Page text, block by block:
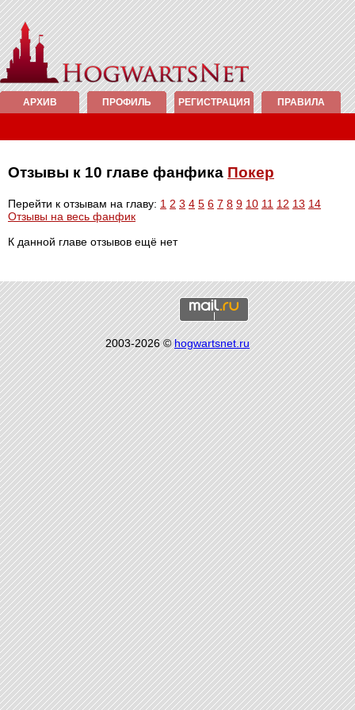
АРХИВ ПРОФИЛЬ РЕГИСТРАЦИЯ ПРАВИЛА
Отзывы к 10 главе фанфика Покер
Перейти к отзывам на главу: 1 2 3 4 5 6 7 8 9 10 11 12 13 14
Отзывы на весь фанфик
К данной главе отзывов ещё нет
2003-2026 ©hogwartsnet.ru